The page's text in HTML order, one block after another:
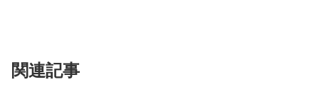
関連記事